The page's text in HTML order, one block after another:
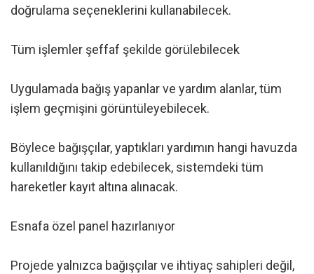
doğrulama seçeneklerini kullanabilecek.
Tüm işlemler şeffaf şekilde görülebilecek
Uygulamada bağış yapanlar ve yardım alanlar, tüm
işlem geçmişini görüntüleyebilecek.
Böylece bağışçılar, yaptıkları yardımın hangi havuzda
kullanıldığını takip edebilecek, sistemdeki tüm
hareketler kayıt altına alınacak.
Esnafa özel panel hazırlanıyor
Projede yalnızca bağışçılar ve ihtiyaç sahipleri değil,